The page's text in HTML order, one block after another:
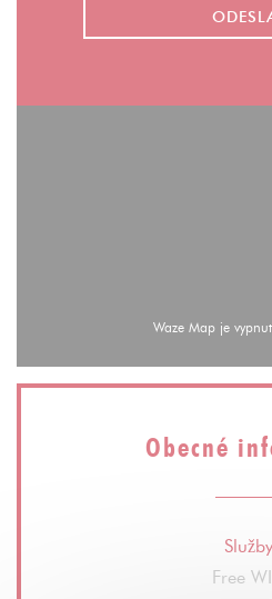
Waze Map je
Obecné
Služby
Free